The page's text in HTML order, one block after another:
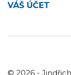
VÁŠ ÚČET
© 2026 -